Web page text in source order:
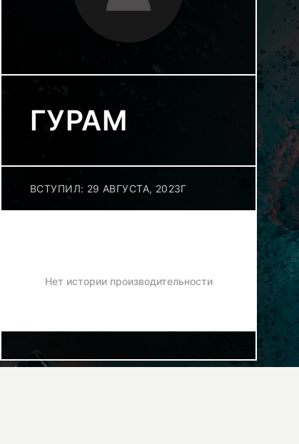
ГУРАМ
ВСТУПИЛ: 29 АВГУСТА, 2023Г
Нет истории производительности